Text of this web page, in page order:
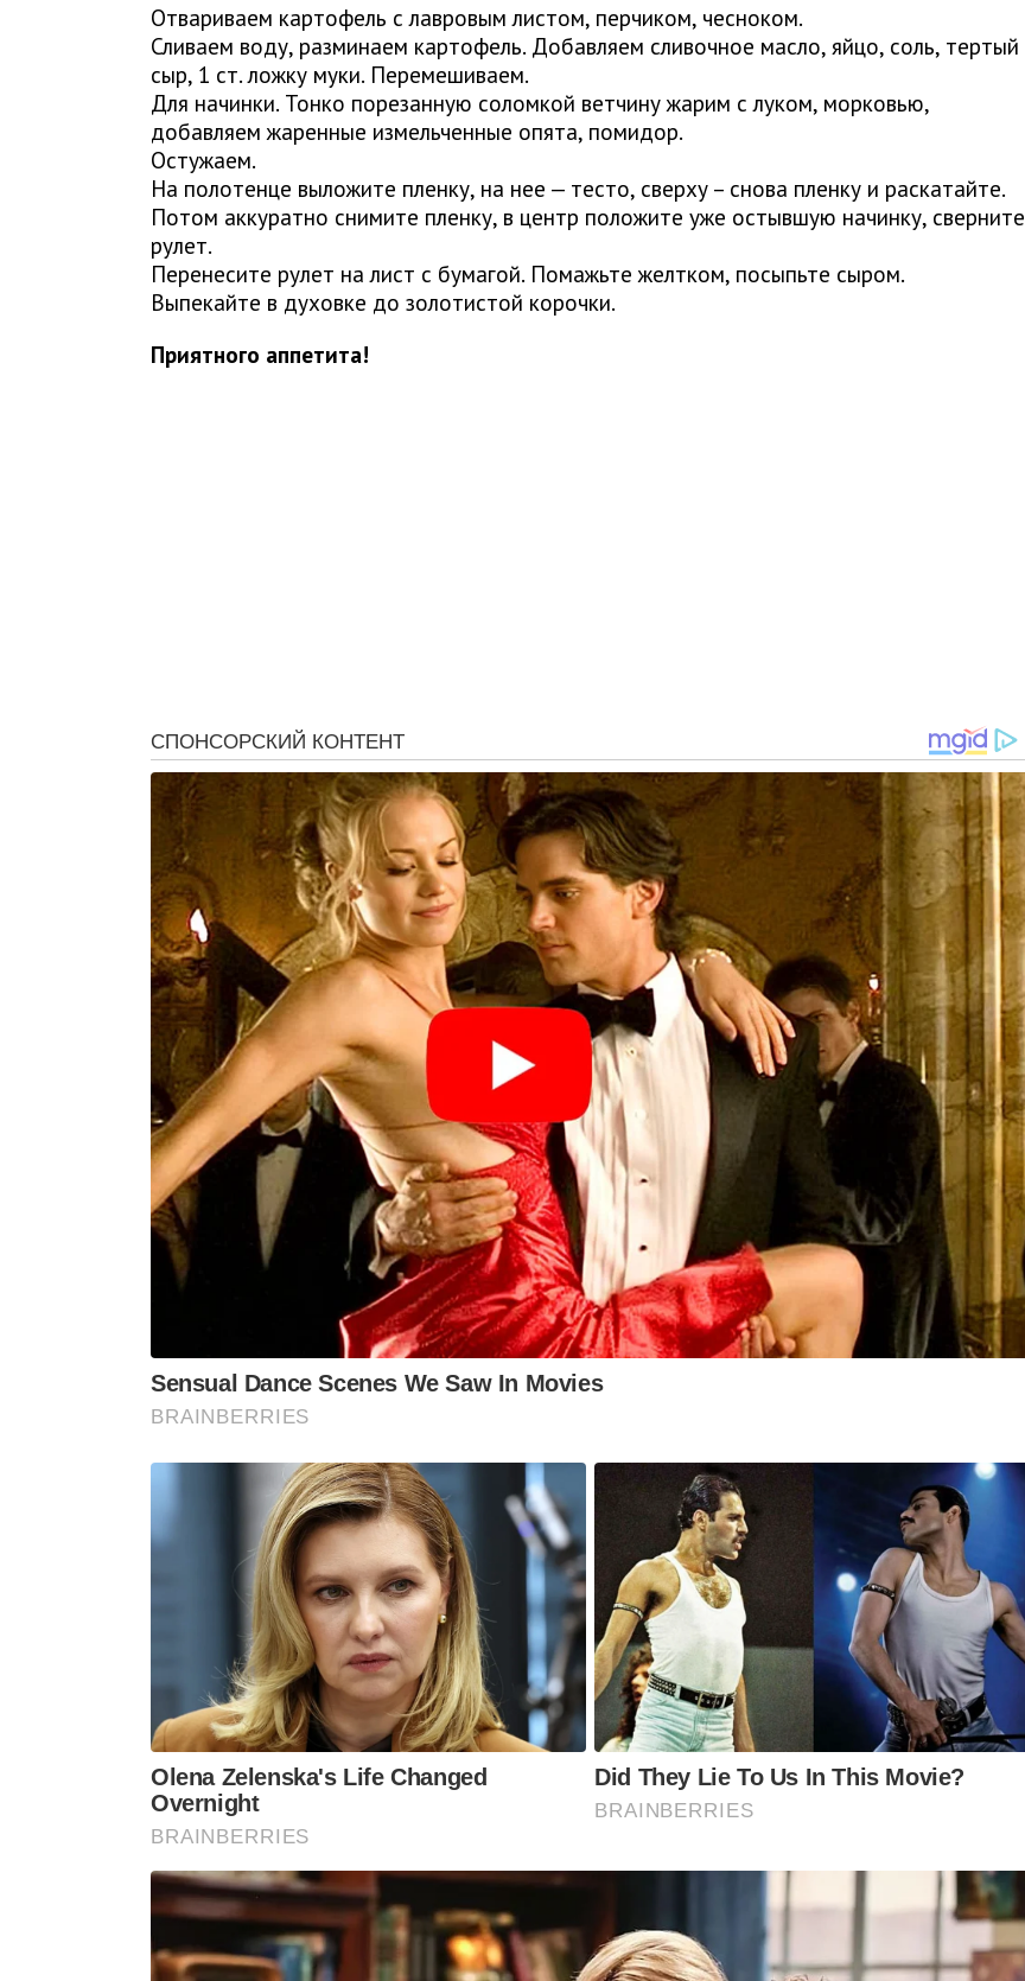
Отвариваем картофель с лавровым листом, перчиком, чесноком.
Сливаем воду, разминаем картофель. Добавляем сливочное масло, яйцо, соль, тертый
сыр, 1 ст. ложку муки. Перемешиваем.
Для начинки. Тонко порезанную соломкой ветчину жарим с луком, морковью,
добавляем жаренные измельченные опята, помидор.
Остужаем.
На полотенце выложите пленку, на нее — тесто, сверху – снова пленку и раскатайте.
Потом аккуратно снимите пленку, в центр положите уже остывшую начинку, сверните
рулет.
Перенесите рулет на лист с бумагой. Помажьте желтком, посыпьте сыром.
Выпекайте в духовке до золотистой корочки.
Приятного аппетита!